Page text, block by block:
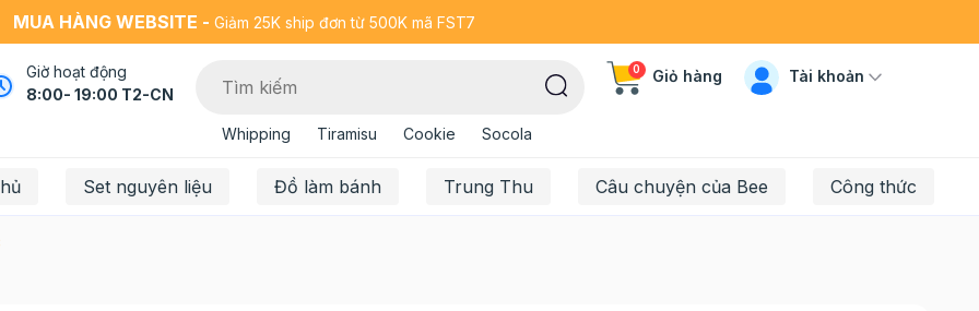
MUA HÀNG WEBSITE - Giảm 25K ship đơn từ 500K mã FST7
Giờ hoạt động
8:00- 19:00 T2-CN
Whipping Tiramisu Cookie Socola
0 Giỏ hàng Tài khoản
Set nguyên liệu Đồ làm bánh Trung Thu Câu chuyện của Bee Công thức